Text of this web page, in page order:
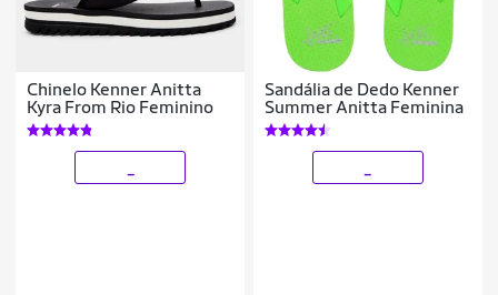
Chinelo Kenner Anitta
Kyra From Rio Feminino
Sandália de Dedo Kenner
Summer Anitta Feminina